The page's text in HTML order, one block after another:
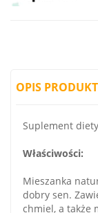
OPIS
Suplement diety
Właściwości:
Mieszanka
dobry sen.
chmiel, a także